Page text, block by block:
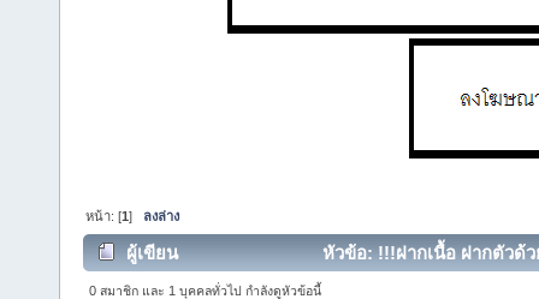
หน้า: [1] ลงล่าง
ผู้เขียน หัวข้อ: !!!ฝากเนื้อ ฝากตัวด้
0 สมาชิก และ 1 บุคคลทั่วไป กำลังดูหัวข้อนี้